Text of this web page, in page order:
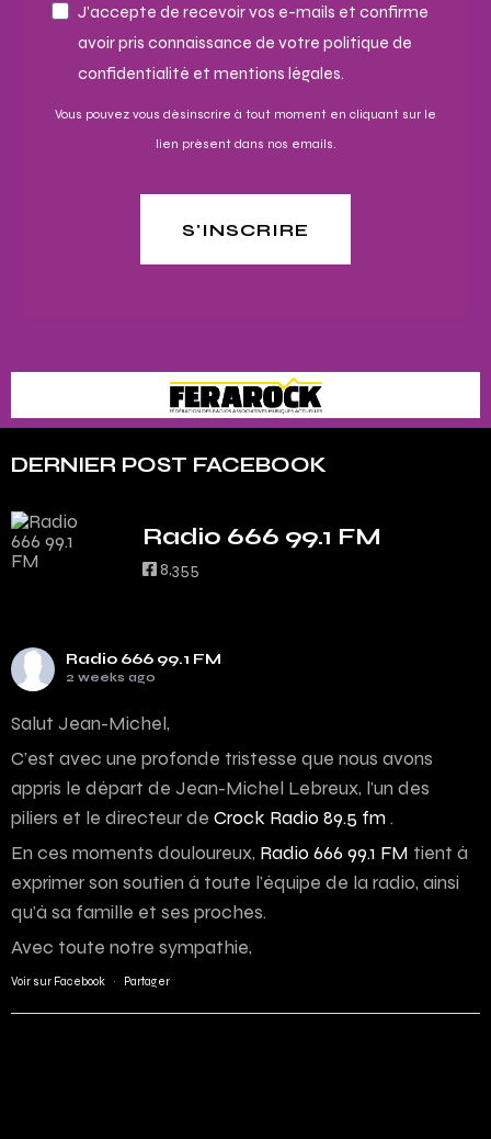
J'accepte de recevoir vos e-mails et confirme
avoir pris connaissance de votre politique de
confidentialité et mentions légales.
Vous pouvez vous désinscrire à tout moment en cliquant sur le
lien présent dans nos emails.
S'INSCRIRE
DERNIER POST FACEBOOK
Radio 666 99.1 FM
8,355
Radio 666 99.1 FM
2 weeks ago
Salut Jean-Michel,
C’est avec une profonde tristesse que nous avons
appris le départ de Jean-Michel Lebreux, l’un des
piliers et le directeur de Crock Radio 89.5 fm.
En ces moments douloureux, Radio 666 99.1 FM tient à
exprimer son soutien à toute l’équipe de la radio, ainsi
qu’à sa famille et ses proches.
Avec toute notre sympathie,
Voir sur Facebook · Partager